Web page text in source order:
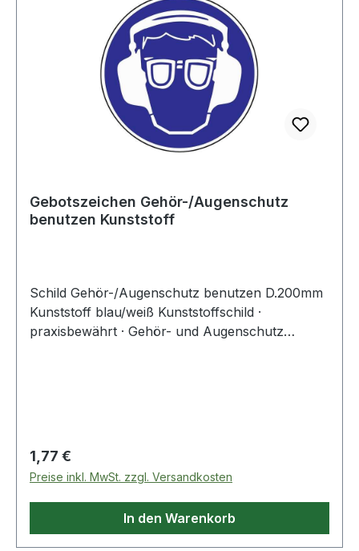
Gebotszeichen Gehör-/Augenschutz
benutzen Kunststoff
Schild Gehör-/Augenschutz benutzen D.200mm
Kunststoff blau/weiß Kunststoffschild ·
praxisbewährt · Gehör- und Augenschutz
Regulärer Preis:
1,77 €
Preise inkl. MwSt. zzgl. Versandkosten
In den Warenkorb